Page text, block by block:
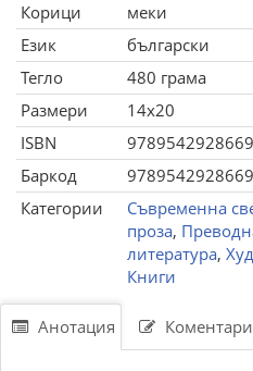
Корици
меки
Език
български
Тегло
480 грама
Размери
14x20
ISBN
9789542928669
Баркод
9789542928669
Категории
Съвременна
проза,
литература,
Книги
Анотация Коментари